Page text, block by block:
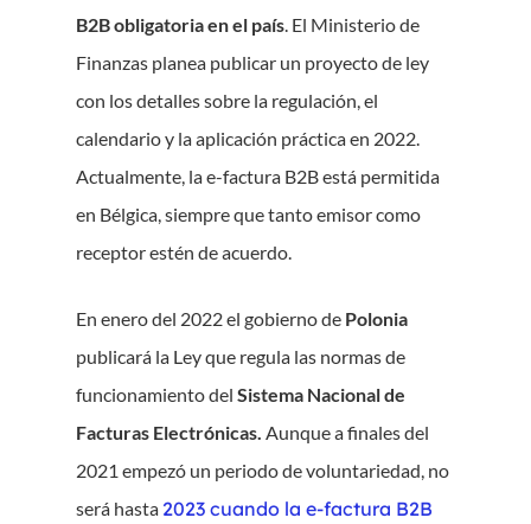
B2B obligatoria en el país. El Ministerio de
Finanzas planea publicar un proyecto de ley
con los detalles sobre la regulación, el
calendario y la aplicación práctica en 2022.
Actualmente, la e-factura B2B está permitida
en Bélgica, siempre que tanto emisor como
receptor estén de acuerdo.
En enero del 2022 el gobierno de Polonia
publicará la Ley que regula las normas de
funcionamiento del Sistema Nacional de
Facturas Electrónicas. Aunque a finales del
2021 empezó un periodo de voluntariedad, no
será hasta 2023 cuando la e-factura B2B